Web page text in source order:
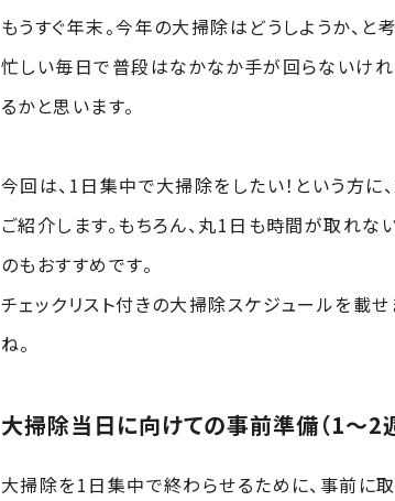
もうすぐ年末。今年の大掃除はどうしようか、と
忙しい毎日で普段はなかなか手が回らないけれ
るかと思います。
今回は、1日集中で大掃除をしたい！という方に
ご紹介します。もちろん、丸1日も時間が取れな
のもおすすめです。
チェックリスト付きの大掃除スケジュールを載
ね。
大掃除当日に向けての事前準備（1〜2
大掃除を1日集中で終わらせるために、事前に